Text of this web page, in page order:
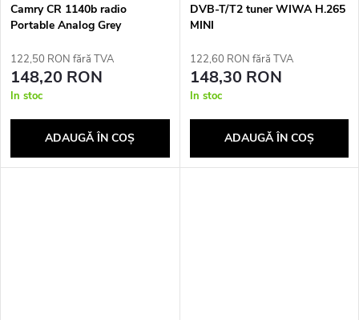
Camry CR 1140b radio
Portable Analog Grey
122,50 RON fără TVA
148,20 RON
In stoc
ADAUGĂ ÎN COŞ
DVB-T/T2 tuner WIWA H.265
MINI
122,60 RON fără TVA
148,30 RON
In stoc
ADAUGĂ ÎN COŞ